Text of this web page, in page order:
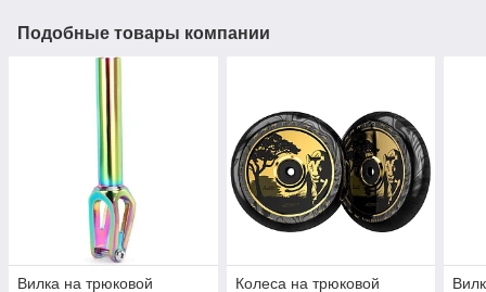
Подобные товары компании
Вилка на трюковой
Колеса на трюковой